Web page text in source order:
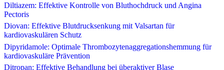
Diltiazem: Effektive Kontrolle von Bluthochdruck und Angina
Pectoris
Diovan: Effektive Blutdrucksenkung mit Valsartan für
kardiovaskulären Schutz
Dipyridamole: Optimale Thrombozytenaggregationshemmung für
kardiovaskuläre Prävention
Ditropan: Effektive Behandlung bei überaktiver Blase